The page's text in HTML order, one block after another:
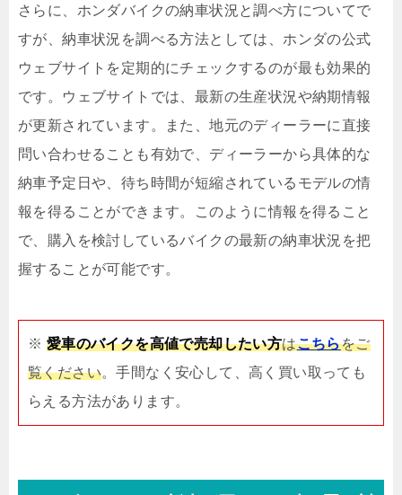
さらに、ホンダバイクの納車状況と調べ方についてで
すが、納車状況を調べる方法としては、ホンダの公式
ウェブサイトを定期的にチェックするのが最も効果的
です。ウェブサイトでは、最新の生産状況や納期情報
が更新されています。また、地元のディーラーに直接
問い合わせることも有効で、ディーラーから具体的な
納車予定日や、待ち時間が短縮されているモデルの情
報を得ることができます。このように情報を得ること
で、購入を検討しているバイクの最新の納車状況を把
握することが可能です。
※ 愛車のバイクを高値で売却したい方はこちらをご
覧ください。手間なく安心して、高く買い取っても
らえる方法があります。